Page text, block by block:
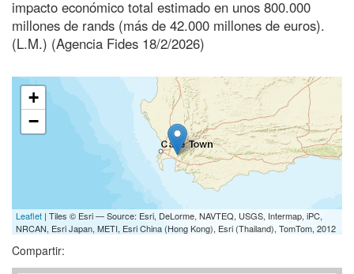
impacto económico total estimado en unos 800.000
millones de rands (más de 42.000 millones de euros).
(L.M.) (Agencia Fides 18/2/2026)
+
−
Leaflet | Tiles © Esri — Source: Esri, DeLorme, NAVTEQ, USGS, Intermap, iPC,
NRCAN, Esri Japan, METI, Esri China (Hong Kong), Esri (Thailand), TomTom, 2012
Compartir: